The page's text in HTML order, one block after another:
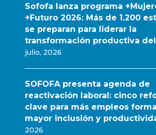
Sofofa lanza programa
+Futuro 2026: Más de 1.200
se preparan para liderar la
transformación productiva
julio, 2026
SOFOFA presenta agenda de
reactivación laboral: cinco
clave para más empleos
mayor inclusión y
2026